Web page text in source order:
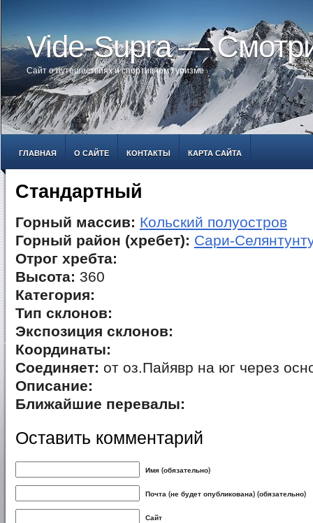
Vide-Supra —
Сайт о путешествиях и спортивном туризме
ГЛАВНАЯ О САЙТЕ КОНТАКТЫ КАРТА САЙТА
Стандартный
Горный массив: Кольский полуостров
Горный район (хребет): Сари-
Отрог хребта:
Высота: 360
Категория:
Тип склонов:
Экспозиция склонов:
Координаты:
Соединяет: от оз.Пайявр на юг через
Описание:
Ближайшие перевалы:
Оставить комментарий
Имя (обязательно)
Почта (не будет опубликована) (обязательно)
Сайт